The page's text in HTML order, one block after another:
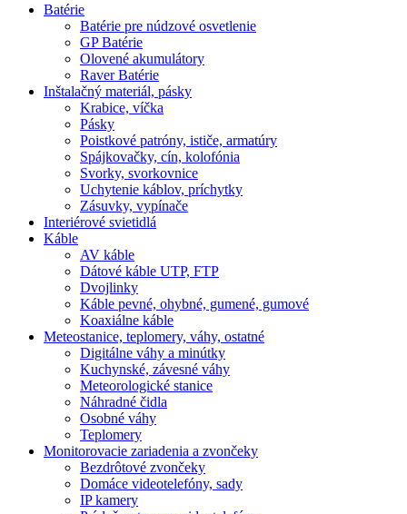
Batérie
Batérie pre núdzové osvetlenie
GP Batérie
Olovené akumulátory
Raver Batérie
Inštalačný materiál, pásky
Krabice, víčka
Pásky
Poistkové patróny, ističe, armatúry
Spájkovačky, cín, kolofónia
Svorky, svorkovnice
Uchytenie káblov, príchytky
Zásuvky, vypínače
Interiérové svietidlá
Káble
AV káble
Dátové káble UTP, FTP
Dvojlinky
Káble pevné, ohybné, gumené, gumové
Koaxiálne káble
Meteostanice, teplomery, váhy, ostatné
Digitálne váhy a minútky
Kuchynské, závesné váhy
Meteorologické stanice
Náhradné čidla
Osobné váhy
Teplomery
Monitorovacie zariadenia a zvončeky
Bezdrôtové zvončeky
Domáce videotelefóny, sady
IP kamery